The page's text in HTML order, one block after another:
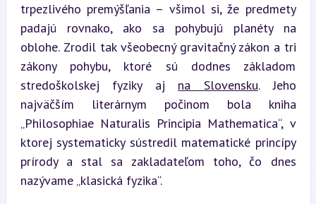
trpezlivého premýšľania – všimol si, že predmety
padajú rovnako, ako sa pohybujú planéty na
oblohe. Zrodil tak všeobecný gravitačný zákon a tri
zákony pohybu, ktoré sú dodnes základom
stredoškolskej fyziky aj na Slovensku. Jeho
najväčším literárnym počinom bola kniha
„Philosophiae Naturalis Principia Mathematica“, v
ktorej systematicky sústredil matematické princípy
prírody a stal sa zakladateľom toho, čo dnes
nazývame „klasická fyzika“.